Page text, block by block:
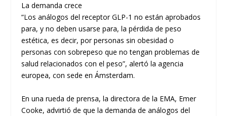
La demanda crece
“Los análogos del receptor GLP-1 no están aprobados
para, y no deben usarse para, la pérdida de peso
estética, es decir, por personas sin obesidad o
personas con sobrepeso que no tengan problemas de
salud relacionados con el peso”, alertó la agencia
europea, con sede en Ámsterdam.
En una rueda de prensa, la directora de la EMA, Emer
Cooke, advirtió de que la demanda de análogos del